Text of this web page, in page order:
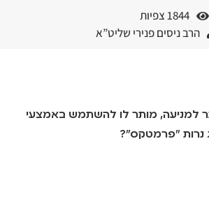
1844 צפיות
הרב ניסים פנירי שליט”א
למניעה, מותר לו להשתמש באמצעי
נרות "פרמטקס"?